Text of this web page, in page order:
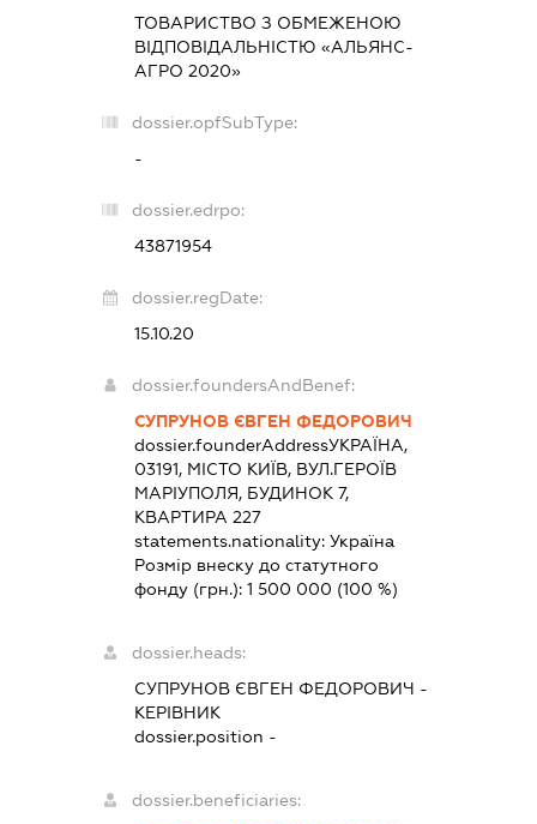
ТОВАРИСТВО З ОБМЕЖЕНОЮ
ВІДПОВІДАЛЬНІСТЮ «АЛЬЯНС-
АГРО 2020»
dossier.opfSubType:
-
dossier.edrpo:
43871954
dossier.regDate:
15.10.20
dossier.foundersAndBenef:
СУПРУНОВ ЄВГЕН ФЕДОРОВИЧ
dossier.founderAddressУКРАЇНА,
03191, МІСТО КИЇВ, ВУЛ.ГЕРОЇВ
МАРІУПОЛЯ, БУДИНОК 7,
КВАРТИРА 227
statements.nationality: Україна
Розмір внеску до статутного
фонду (грн.): 1 500 000 (100 %)
dossier.heads:
СУПРУНОВ ЄВГЕН ФЕДОРОВИЧ -
КЕРІВНИК
dossier.position -
dossier.beneficiaries: